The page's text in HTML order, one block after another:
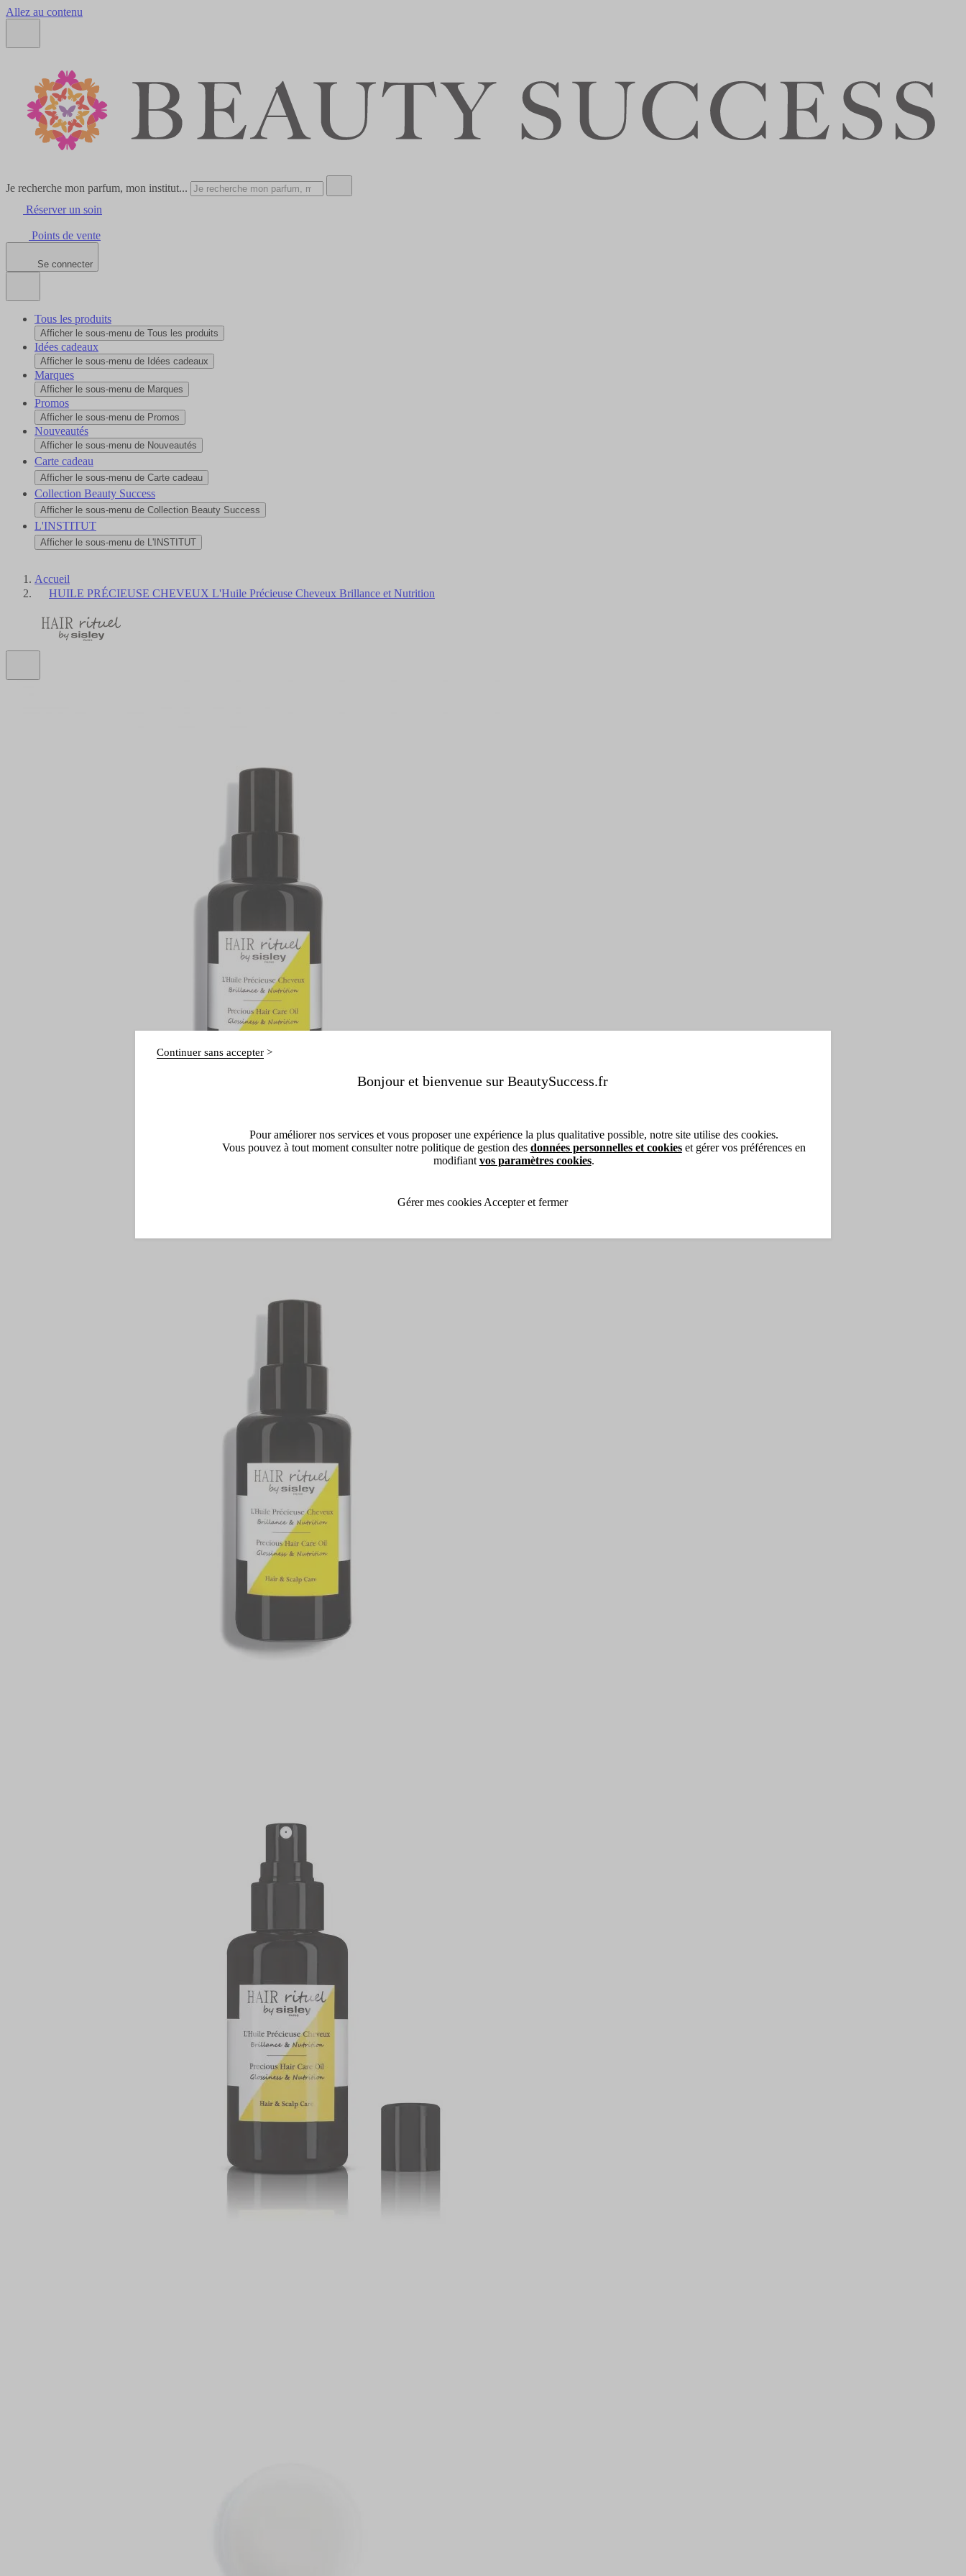
Allez au contenu
Je recherche mon parfum, mon institut...
Réserver un soin
Points de vente
Se connecter
Tous les produits
Afficher le sous-menu de Tous les produits
Idées cadeaux
Afficher le sous-menu de Idées cadeaux
Marques
Afficher le sous-menu de Marques
Promos
Afficher le sous-menu de Promos
Nouveautés
Afficher le sous-menu de Nouveautés
Carte cadeau
Afficher le sous-menu de Carte cadeau
Collection Beauty Success
Afficher le sous-menu de Collection Beauty Success
L'INSTITUT
Afficher le sous-menu de L'INSTITUT
Accueil
HUILE PRÉCIEUSE CHEVEUX L'Huile Précieuse Cheveux Brillance et Nutrition
Bonjour et bienvenue sur BeautySuccess.fr
Continuer sans accepter
Pour améliorer nos services et vous proposer une expérience la plus qualitative possible, notre site utilise des cookies.
Vous pouvez à tout moment consulter notre politique de gestion des données personnelles et cookieset gérer vos préférences en
modifiant vos paramètres cookies.
Gérer mes cookies Accepter et fermer